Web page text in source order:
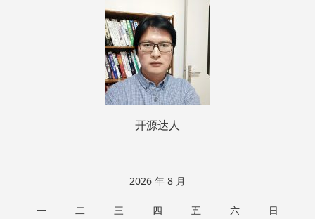
开源达人
2026 年 8 月
一 二 三 四 五 六
日